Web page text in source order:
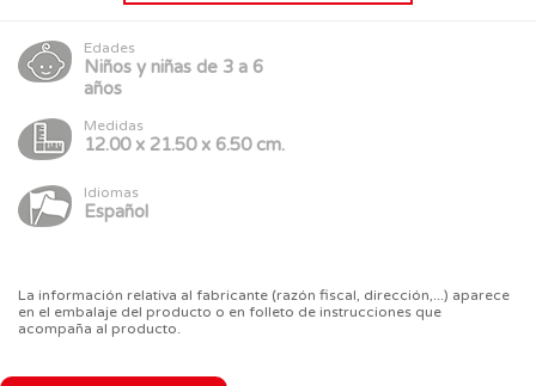
Edades
Niños y niñas de 3 a 6
años
Medidas
12.00 x 21.50 x 6.50 cm.
Idiomas
Español
La información relativa al fabricante (razón fiscal, dirección,...) aparece
en el embalaje del producto o en folleto de instrucciones que
acompaña al producto.